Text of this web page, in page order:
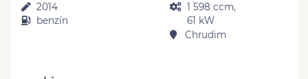
2014
benzín
1 598 ccm,
61 kW
Chrudim